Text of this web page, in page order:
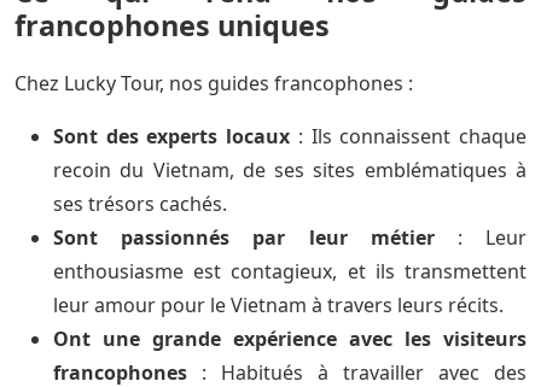
francophones uniques
Chez Lucky Tour, nos guides francophones :
Sont des experts locaux : Ils connaissent chaque
recoin du Vietnam, de ses sites emblématiques à
ses trésors cachés.
Sont passionnés par leur métier: Leur
enthousiasme est contagieux, et ils transmettent
leur amour pour le Vietnam à travers leurs récits.
Ont une grande expérience avec les visiteurs
francophones : Habitués à travailler avec des